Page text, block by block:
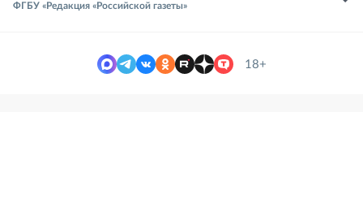
ФГБУ «Редакция «Российской газеты»
18+